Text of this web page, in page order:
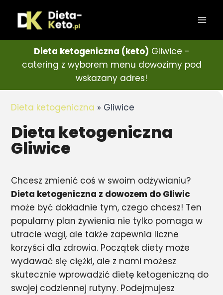
Dieta ketogeniczna (keto) Gliwice -
catering z wyborem menu dowozimy pod
wskazany adres!
Dieta ketogeniczna » Gliwice
Dieta ketogeniczna
Gliwice
Chcesz zmienić coś w swoim odżywianiu?
Dieta ketogeniczna z dowozem do Gliwic
może być dokładnie tym, czego chcesz! Ten
popularny plan żywienia nie tylko pomaga w
utracie wagi, ale także zapewnia liczne
korzyści dla zdrowia. Początek diety może
wydawać się ciężki, ale z nami możesz
skutecznie wprowadzić dietę ketogeniczną do
swojej codziennej rutyny. Podejmujesz